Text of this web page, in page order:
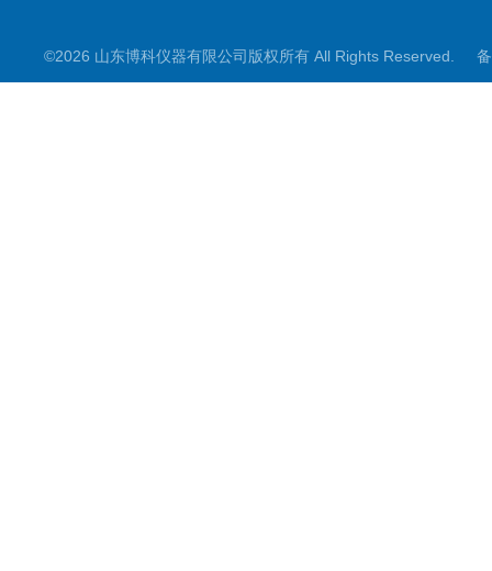
©2026 山东博科仪器有限公司版权所有 All Rights Reserved.